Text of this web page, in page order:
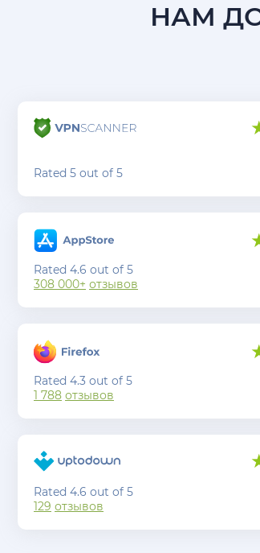
НАМ
Rated 5 out of 5
Rated 4.6 out of 5
308 000+ отзывов
Rated 4.3 out of 5
1 788 отзывов
Rated 4.6 out of 5
129 отзывов